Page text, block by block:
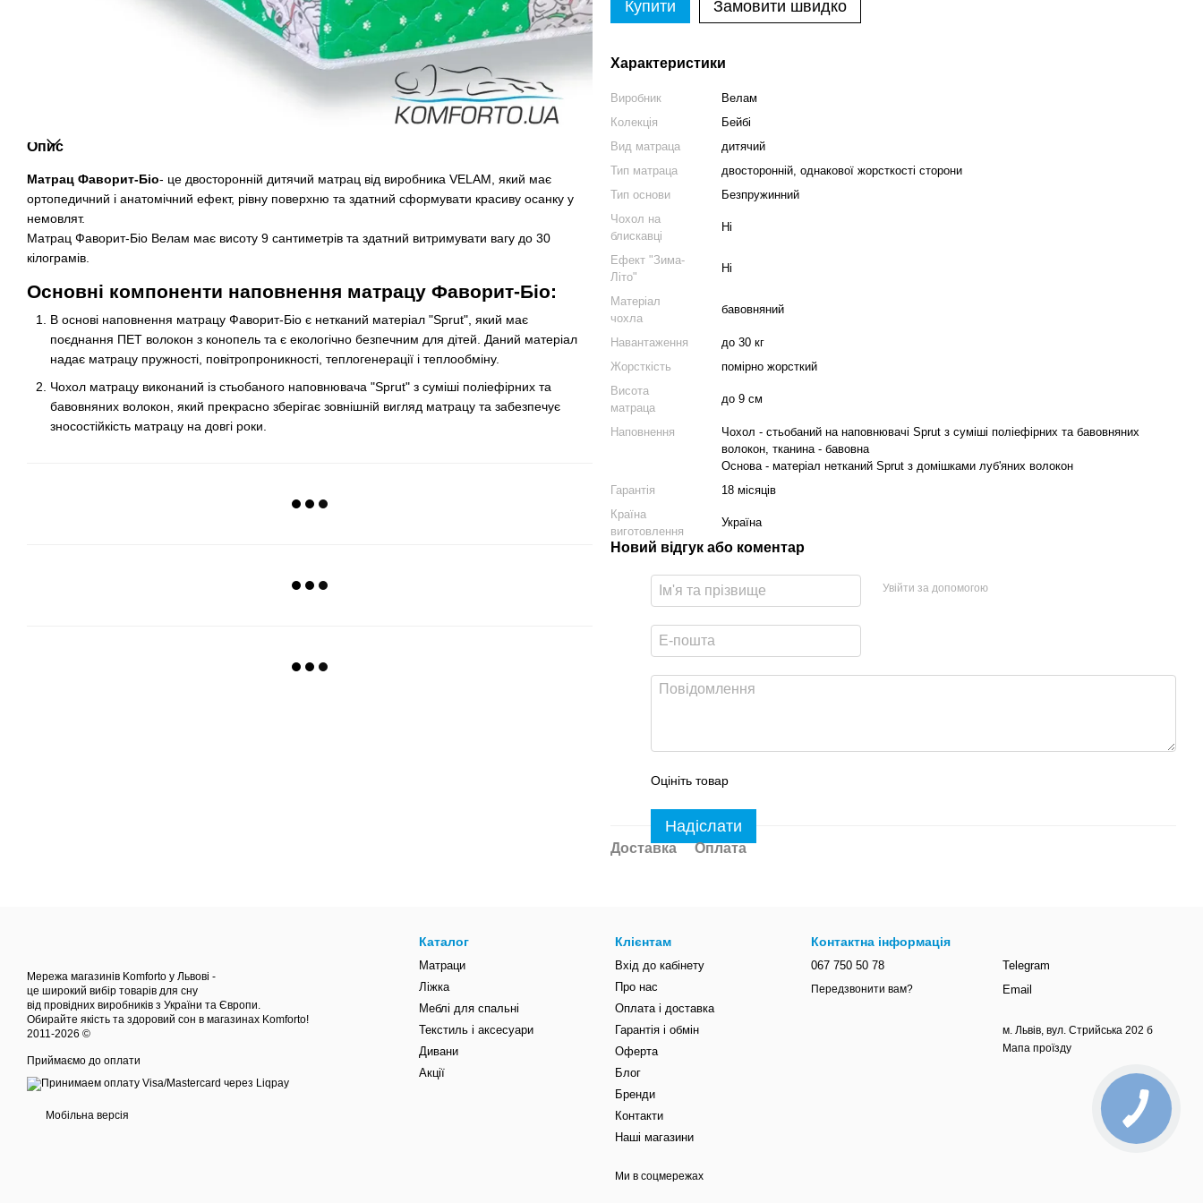
Опис
Матрац Фаворит-Біо- це двосторонній дитячий матрац від виробника VELAM, який має
ортопедичний і анатомічний ефект, рівну поверхню та здатний сформувати красиву осанку у
немовлят.
Матрац Фаворит-Біо Велам має висоту 9 сантиметрів та здатний витримувати вагу до 30
кілограмів.
Основні компоненти наповнення матрацу Фаворит-Біо:
В основі наповнення матрацу Фаворит-Біо є нетканий матеріал "Sprut", який має
поєднання ПЕТ волокон з конопель та є екологічно безпечним для дітей. Даний матеріал
надає матрацу пружності, повітропроникності, теплогенерації і теплообміну.
Чохол матрацу виконаний із стьобаного наповнювача "Sprut" з суміші поліефірних та
бавовняних волокон, який прекрасно зберігає зовнішній вигляд матрацу та забезпечує
зносостійкість матрацу на довгі роки.
Купити Замовити швидко
Характеристики
Виробник
Велам
Колекція
Бейбі
Вид матраца
дитячий
Тип матраца
двосторонній, однакової жорсткості сторони
Тип основи
Безпружинний
Чохол на
блискавці
Ні
Ефект "Зима-
Літо"
Ні
Матеріал
чохла
бавовняний
Навантаження
до 30 кг
Жорсткість
помірно жорсткий
Висота
матраца
до 9 см
Наповнення
Чохол - стьобаний на наповнювачі Sprut з суміші поліефірних та бавовняних
волокон, тканина - бавовна
Основа - матеріал нетканий Sprut з домішками луб'яних волокон
Гарантія
18 місяців
Країна
виготовлення
Україна
Новий відгук або коментар
Увійти за допомогою
Оцініть товар
Надіслати
Доставка Оплата
Мережа магазинів Komforto у Львові -
це широкий вибір товарів для сну
від провідних виробників з України та Європи.
Обирайте якість та здоровий сон в магазинах Komforto!
2011-2026 ©
Приймаємо до оплати
Мобільна версія
Каталог
Матраци
Ліжка
Меблі для спальні
Текстиль і аксесуари
Дивани
Акції
Клієнтам
Вхід до кабінету
Про нас
Оплата і доставка
Гарантія і обмін
Оферта
Блог
Бренди
Контакти
Наші магазини
Ми в соцмережах
Контактна інформація
067 750 50 78
Передзвонити вам?
Telegram
Email
м. Львів, вул. Стрийська 202 б
Мапа проїзду